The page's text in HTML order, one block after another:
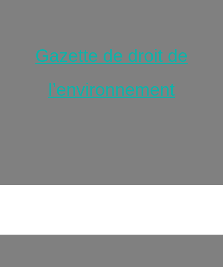
Gazette de droit de
l’environnement